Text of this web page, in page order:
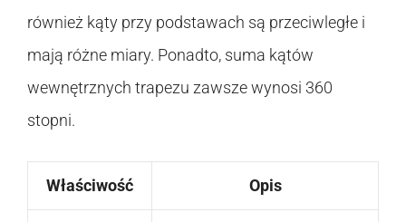
również kąty przy podstawach są przeciwległe i
mają różne miary. Ponadto, suma kątów
wewnętrznych trapezu zawsze wynosi 360
stopni.
Właściwość Opis